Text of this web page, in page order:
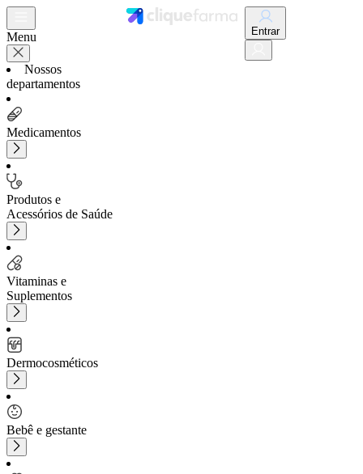
Menu
Nossos
departamentos
Medicamentos
Produtos e
Acessórios de Saúde
Vitaminas e
Suplementos
Dermocosméticos
Bebê e gestante
Entrar